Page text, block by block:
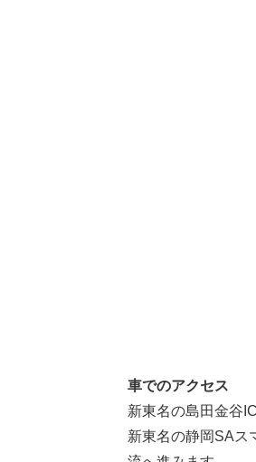
車でのアクセス
新東名の島田金谷
新東名の静岡SAス